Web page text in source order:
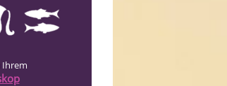
Ihrem